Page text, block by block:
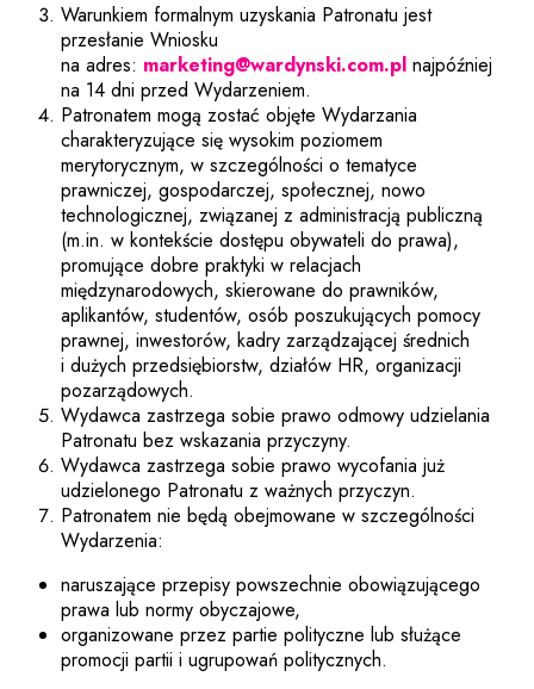
Warunkiem formalnym uzyskania Patronatu jest
przesłanie Wniosku
na adres: marketing@wardynski.com.pl najpóźniej
na 14 dni przed Wydarzeniem.
Patronatem mogą zostać objęte Wydarzania
charakteryzujące się wysokim poziomem
merytorycznym, w szczególności o tematyce
prawniczej, gospodarczej, społecznej, nowo
technologicznej, związanej z administracją publiczną
(m.in. w kontekście dostępu obywateli do prawa),
promujące dobre praktyki w relacjach
międzynarodowych, skierowane do prawników,
aplikantów, studentów, osób poszukujących pomocy
prawnej, inwestorów, kadry zarządzającej średnich
i dużych przedsiębiorstw, działów HR, organizacji
pozarządowych.
Wydawca zastrzega sobie prawo odmowy udzielania
Patronatu bez wskazania przyczyny.
Wydawca zastrzega sobie prawo wycofania już
udzielonego Patronatu z ważnych przyczyn.
Patronatem nie będą obejmowane w szczególności
Wydarzenia:
naruszające przepisy powszechnie obowiązującego
prawa lub normy obyczajowe,
organizowane przez partie polityczne lub służące
promocji partii i ugrupowań politycznych.